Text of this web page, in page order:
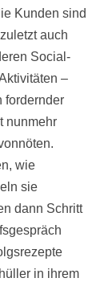
Kunden sind
auch
Social-
–
fordernder
nunmehr
wie
sie
dann Schritt
in ihrem